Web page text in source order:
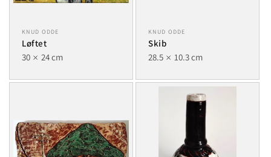
KNUD ODDE
Løftet
30
24 cm
KNUD ODDE
Skib
28.5
10.3 cm